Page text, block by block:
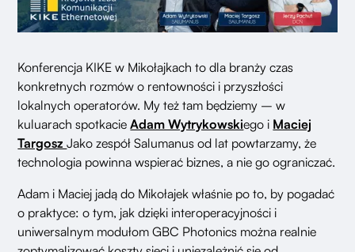
Konferencja KIKE w Mikołajkach to dla branży czas
konkretnych rozmów o rentowności i przyszłości
lokalnych operatorów. My też tam będziemy – w
kuluarach spotkacieAdam Wytrykowskiego i Maciej
TargoszJako zespół Salumanus od lat powtarzamy, że
technologia powinna wspierać biznes, a nie go ograniczać.
Adam i Maciej jadą do Mikołajek właśnie po to, by pogadać
o praktyce: o tym, jak dzięki interoperacyjności i
uniwersalnym modułom GBC Photonics można realnie